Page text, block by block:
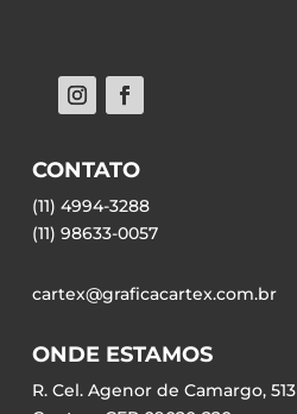
CONTATO
(11) 4994-3288
(11) 98633-0057
cartex@graficacartex.com.br
ONDE ESTAMOS
R. Cel. Agenor de Camargo, 513